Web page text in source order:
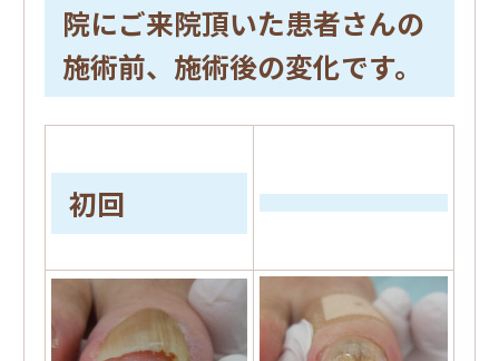
院にご来院頂いた患者さんの
施術前、施術後の変化です。
初回